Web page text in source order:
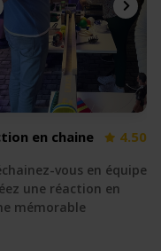
en chaine 4.50
vous en équipe
une réaction en
mémorable